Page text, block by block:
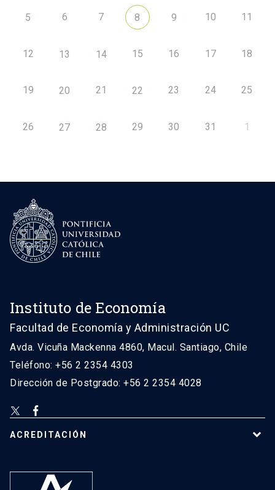
5 6 7 8 9 10 11
12 13 14 15 16 17 18
19 20 21 22 23 24 25
26 27 28 29 30 31 1
Instituto de Economía
Facultad de Economía y Administración UC
Avda. Vicuña Mackenna 4860, Macul. Santiago, Chile
Teléfono: +56 2 2354 4303
Dirección de Postgrado: +56 2 2354 4028
ACREDITACIÓN